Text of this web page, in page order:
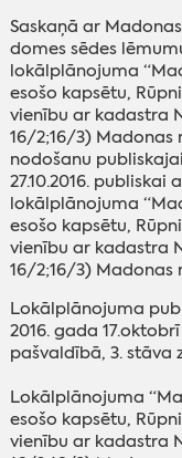
Saskaņā ar
domes sēdes
lokālplānojuma
esošo kapsētu,
vienību ar kadastra
16/2;16/3)
nodošanu
27.10.2016.
lokālplānojuma
esošo kapsētu,
vienību ar kadastra
16/2;16/3)
Lokālplānojuma
2016. gada
pašvaldībā, 3. stāva
Lokālplānojuma
esošo kapsētu,
vienību ar kadastra